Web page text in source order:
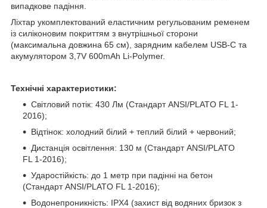
випадкове падіння.
Ліхтар укомплектований еластичним регульованим ременем
із силіконовим покриттям з внутрішньої сторони
(максимальна довжина 65 см), зарядним кабелем USB-C та
акумулятором 3,7V 600mAh Li-Polymer.
Технічні характеристики:
Світловий потік: 430 Лм (Стандарт ANSI/PLATO FL 1-
2016);
Відтінок: холодний білий + теплий білий + червоний;
Дистанція освітлення: 130 м (Стандарт ANSI/PLATO
FL 1-2016);
Ударостійкість: до 1 метр при падінні на бетон
(Стандарт ANSI/PLATO FL 1-2016);
Водонепроникність: IPX4 (захист від водяних бризок з